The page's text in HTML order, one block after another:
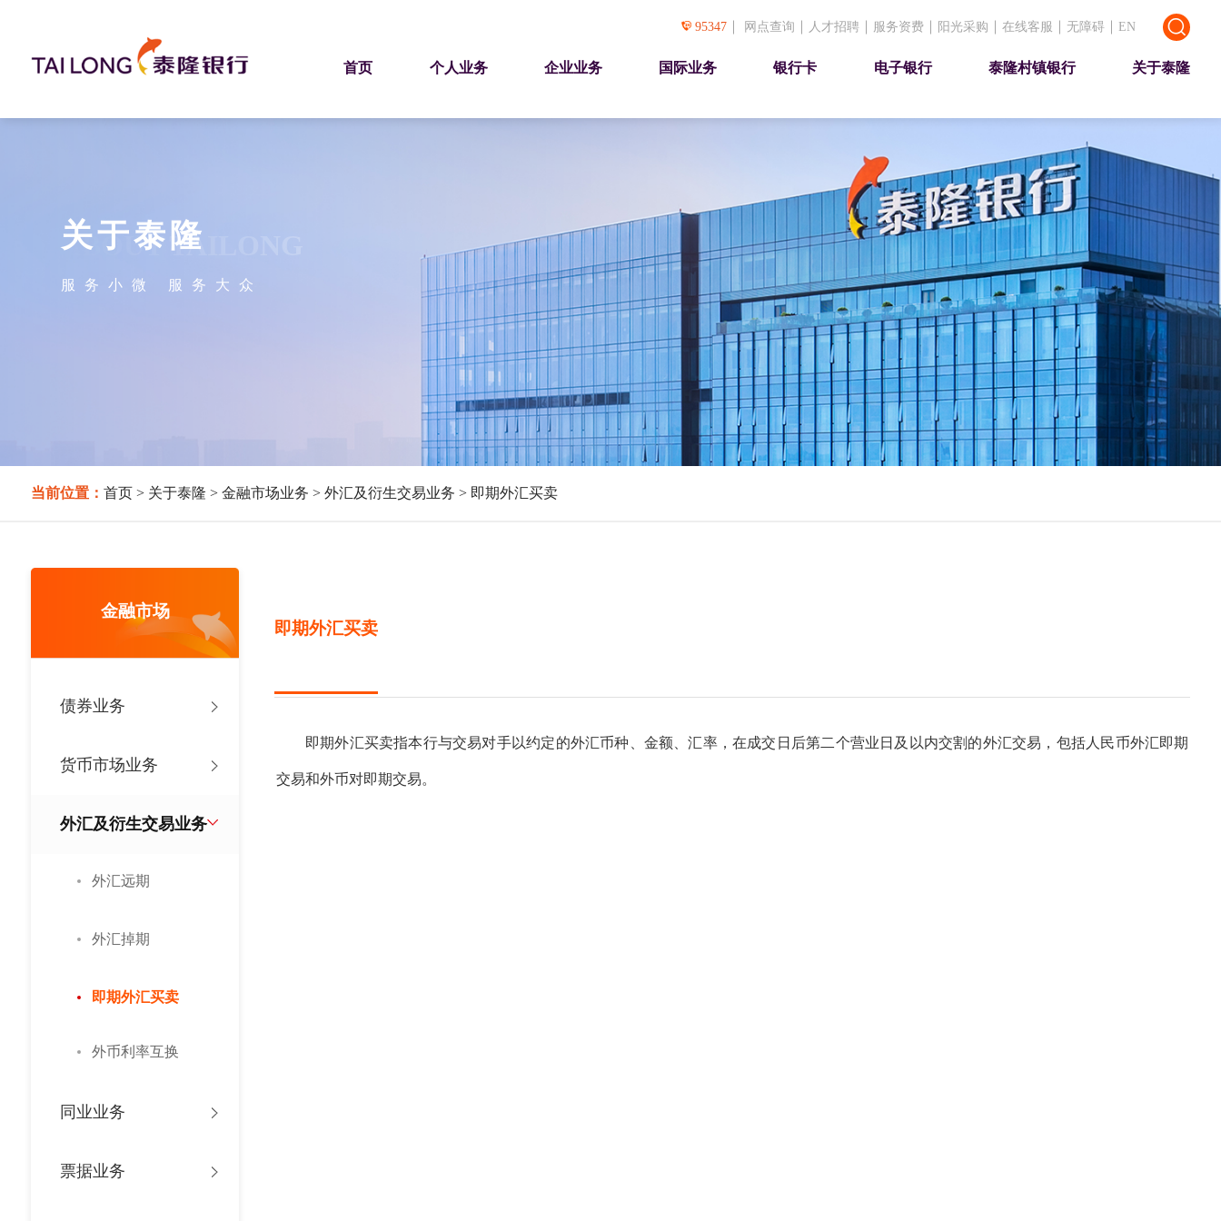
95347 网点查询 人才招聘 服务资费 阳光采购 在线客服 无障碍 EN
首页 个人业务 企业业务 国际业务 银行卡 电子银行 泰隆村镇银行 关于泰隆
关于泰隆
ABOUT TAILONG
服务小微 服务大众
当前位置： 首页> 关于泰隆 > 金融市场业务 > 外汇及衍生交易业务 > 即期外汇买卖
金融市场
债券业务
货币市场业务
外汇及衍生交易业务
外汇远期
外汇掉期
即期外汇买卖
外币利率互换
同业业务
票据业务
即期外汇买卖
即期外汇买卖指本行与交易对手以约定的外汇币种、金额、汇率，在成交日后第二个营业日及以内交割的外汇交易，包括人民币外汇即期
交易和外币对即期交易。